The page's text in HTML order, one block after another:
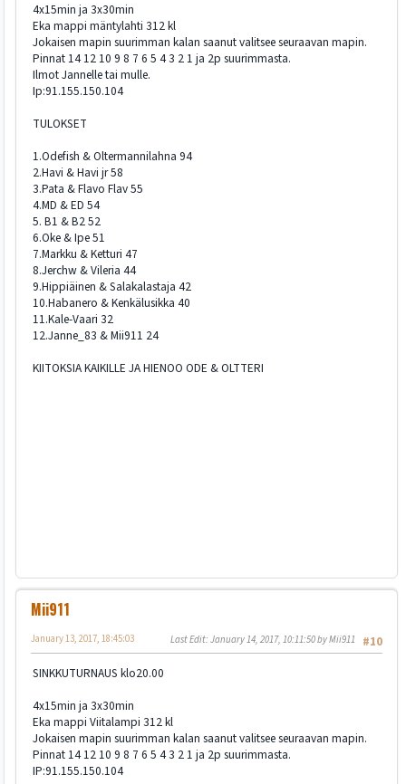
4x15min ja 3x30min
Eka mappi mäntylahti 312 kl
Jokaisen mapin suurimman kalan saanut valitsee seuraavan mapin.
Pinnat 14 12 10 9 8 7 6 5 4 3 2 1 ja 2p suurimmasta.
Ilmot Jannelle tai mulle.
Ip:91.155.150.104
TULOKSET
1.Odefish & Oltermannilahna 94
2.Havi & Havi jr 58
3.Pata & Flavo Flav 55
4.MD & ED 54
5. B1 & B2 52
6.Oke & Ipe 51
7.Markku & Ketturi 47
8.Jerchw & Vileria 44
9.Hippiäinen & Salakalastaja 42
10.Habanero & Kenkälusikka 40
11.Kale-Vaari 32
12.Janne_83 & Mii911 24
KIITOKSIA KAIKILLE JA HIENOO ODE & OLTTERI
Mii911
#10
January 13, 2017, 18:45:03 Last Edit: January 14, 2017, 10:11:50 by Mii911
SINKKUTURNAUS klo20.00
4x15min ja 3x30min
Eka mappi Viitalampi 312 kl
Jokaisen mapin suurimman kalan saanut valitsee seuraavan mapin.
Pinnat 14 12 10 9 8 7 6 5 4 3 2 1 ja 2p suurimmasta.
IP:91.155.150.104